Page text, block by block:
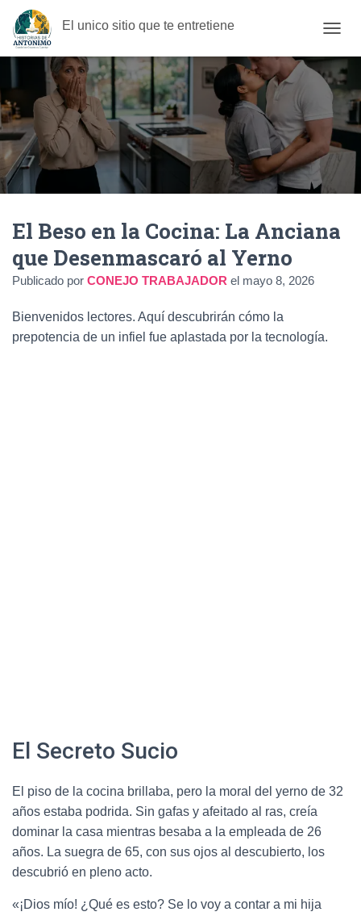
El unico sitio que te entretiene
A
B
I
A
R
M
D
O
N
El Beso en la Cocina: La Anciana
que Desenmascaró al Yerno
Publicado por CONEJO TRABAJADOR el mayo 8, 2026
Bienvenidos lectores. Aquí descubrirán cómo la
prepotencia de un infiel fue aplastada por la tecnología.
El Secreto Sucio
El piso de la cocina brillaba, pero la moral del yerno de 32
años estaba podrida. Sin gafas y afeitado al ras, creía
dominar la casa mientras besaba a la empleada de 26
años. La suegra de 65, con sus ojos al descubierto, los
descubrió en pleno acto.
«¡Dios mío! ¿Qué es esto? Se lo voy a contar a mi hija